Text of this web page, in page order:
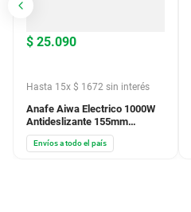
$ 25.090
Hasta 15x $ 1672 sin interés
Anafe Aiwa Electrico 1000W
Antideslizante 155mm
awan101
Envíos a todo el país